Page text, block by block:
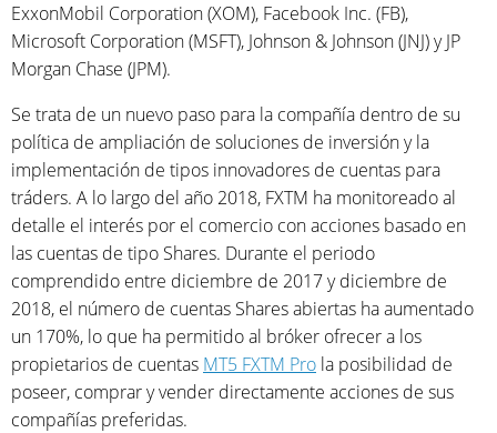
ExxonMobil Corporation (XOM), Facebook Inc. (FB),
Microsoft Corporation (MSFT), Johnson & Johnson (JNJ) y JP
Morgan Chase (JPM).
Se trata de un nuevo paso para la compañía dentro de su
política de ampliación de soluciones de inversión y la
implementación de tipos innovadores de cuentas para
tráders. A lo largo del año 2018, FXTM ha monitoreado al
detalle el interés por el comercio con acciones basado en
las cuentas de tipo Shares. Durante el periodo
comprendido entre diciembre de 2017 y diciembre de
2018, el número de cuentas Shares abiertas ha aumentado
un 170%, lo que ha permitido al bróker ofrecer a los
propietarios de cuentas MT5 FXTM Pro la posibilidad de
poseer, comprar y vender directamente acciones de sus
compañías preferidas.